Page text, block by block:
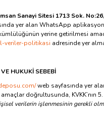
Sanayi Sitesi 1713 Sok. No:26
yer alan WhatsApp
yerine getirilmesi
veriler-politikasi adresinde yer
HUKUKİ SEBEBİ
web sayfasında yer
doğrultusunda, KVKK’nın
verilerin işlenmesinin gerekli